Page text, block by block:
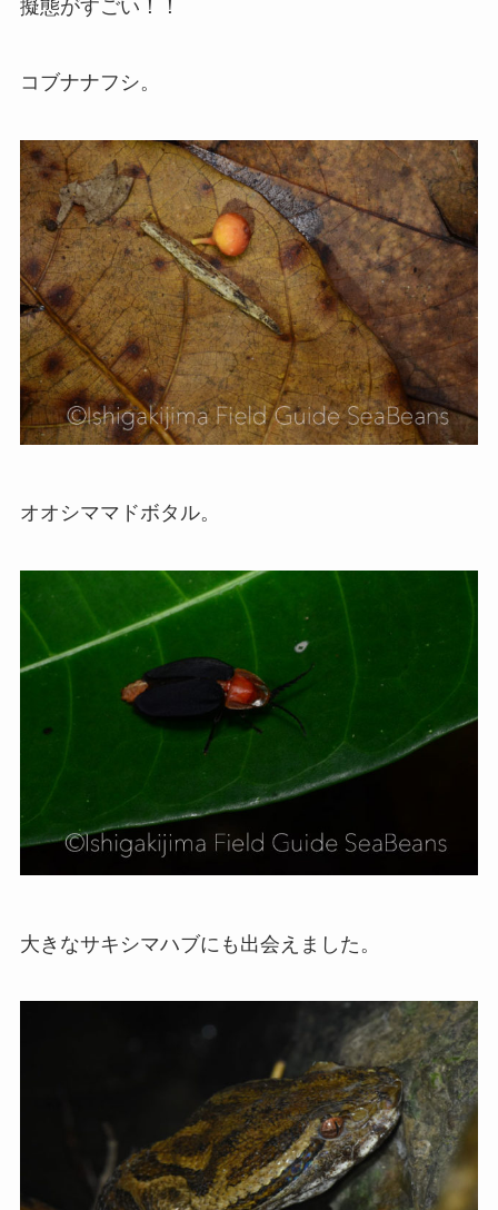
擬態がすごい！！
コブナナフシ。
オオシママドボタル。
大きなサキシマハブにも出会えました。